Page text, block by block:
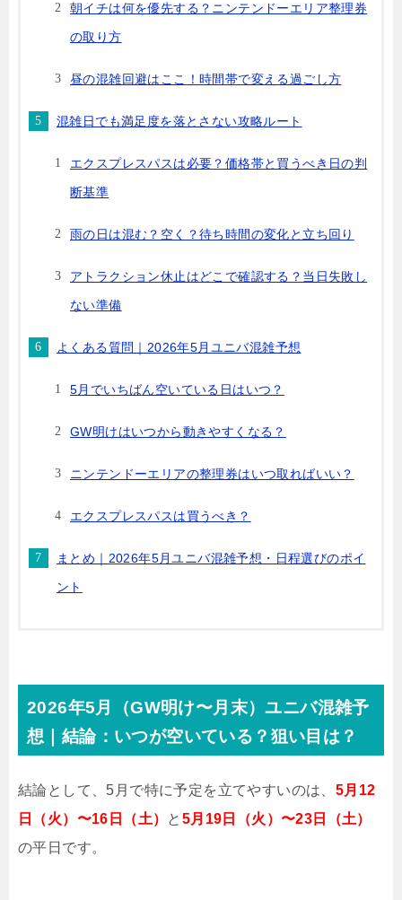
朝イチは何を優先する？ニンテンドーエリア整理券
の取り方
昼の混雑回避はここ！時間帯で変える過ごし方
混雑日でも満足度を落とさない攻略ルート
エクスプレスパスは必要？価格帯と買うべき日の判
断基準
雨の日は混む？空く？待ち時間の変化と立ち回り
アトラクション休止はどこで確認する？当日失敗し
ない準備
よくある質問｜2026年5月ユニバ混雑予想
5月でいちばん空いている日はいつ？
GW明けはいつから動きやすくなる？
ニンテンドーエリアの整理券はいつ取ればいい？
エクスプレスパスは買うべき？
まとめ｜2026年5月ユニバ混雑予想・日程選びのポイ
ント
2026年5月（GW明け〜月末）ユニバ混雑予
想｜結論：いつが空いている？狙い目は？
結論として、5月で特に予定を立てやすいのは、 5月12
日（火）〜16日（土） と 5月19日（火）〜23日（土）
の平日です。